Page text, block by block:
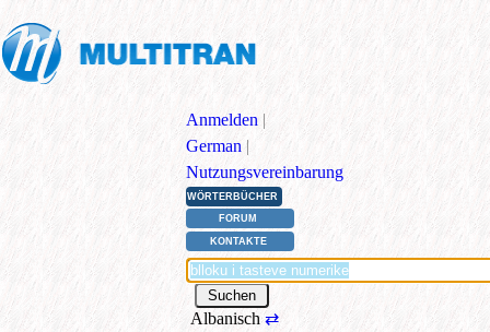
Anmelden |
German |
Nutzungsvereinbarung
WÖRTERBÜCHER
FORUM
KONTAKTE
Albanisch⇄